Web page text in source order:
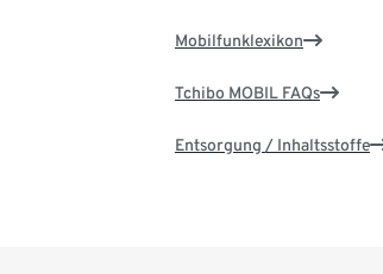
Mobilfunklexikon
Tchibo MOBIL FAQs
Entsorgung / Inhaltsstoffe